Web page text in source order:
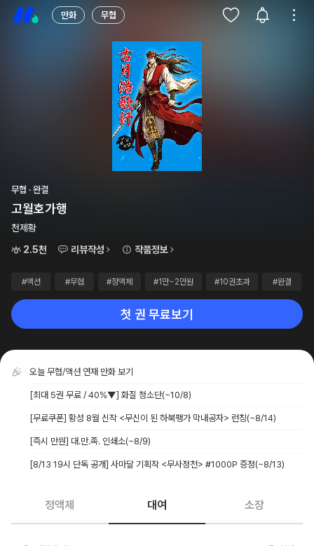
만화 무협
무협 · 완결
고월호가행
천제황
2.5천
리뷰작성 작품정보
#액션 #무협 #정액제 #1만~2만원 #10권초과 #완결
첫 권 무료보기
오늘 무협/액션 연재 만화 보기
[최대 5권 무료 / 40%▼] 화질 청소단(~10/8)
[무료쿠폰] 황성 8월 신작 <무신이 된 하북팽가 막내공자> 런칭(~8/14)
[즉시 만원] 대.만.족. 인쇄소(~8/9)
[8/13 19시 단독 공개] 사마달 기획작 <무사정천> #1000P 증정(~8/13)
정액제 대여 소장